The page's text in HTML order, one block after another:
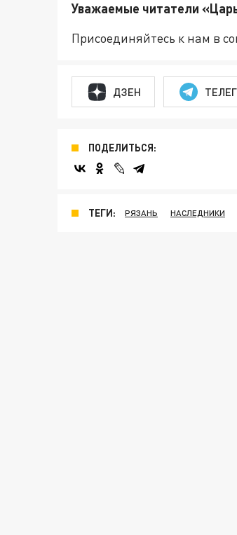
Уважаемые читатели
Присоединяйтесь к нам в
ДЗЕН
ПОДЕЛИТЬСЯ:
ТЕГИ: РЯЗАНЬ НАСЛЕДНИКИ